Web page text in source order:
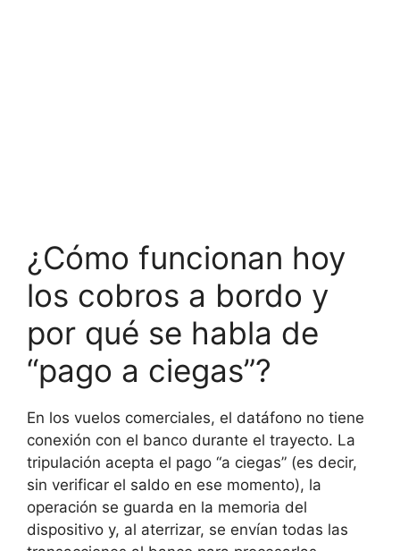
¿Cómo funcionan hoy
los cobros a bordo y
por qué se habla de
“pago a ciegas”?
En los vuelos comerciales, el datáfono no tiene
conexión con el banco durante el trayecto. La
tripulación acepta el pago “a ciegas” (es decir,
sin verificar el saldo en ese momento), la
operación se guarda en la memoria del
dispositivo y, al aterrizar, se envían todas las